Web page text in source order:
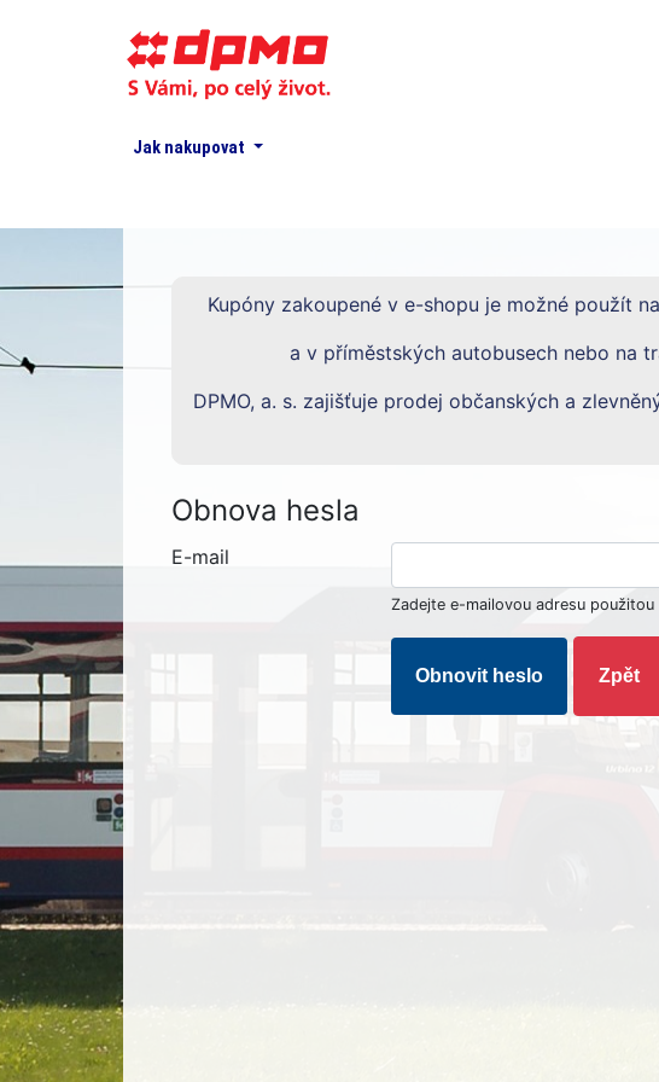
Jak nakupovat
Kupóny zakoupené v e-shopu je možné použít
a v příměstských autobusech nebo na
DPMO, a. s. zajišťuje prodej občanských a
Obnova hesla
E-mail
Zadejte e-mailovou adresu
Obnovit heslo Zpět